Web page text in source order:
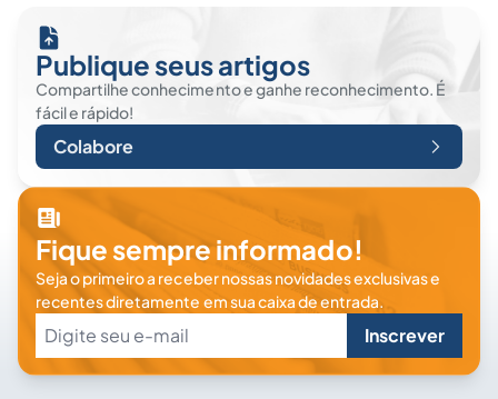
Publique seus artigos
Compartilhe conhecimento e ganhe reconhecimento. É
fácil e rápido!
Colabore
Fique sempre informado!
Seja o primeiro a receber nossas novidades exclusivas e
recentes diretamente em sua caixa de entrada.
Inscrever